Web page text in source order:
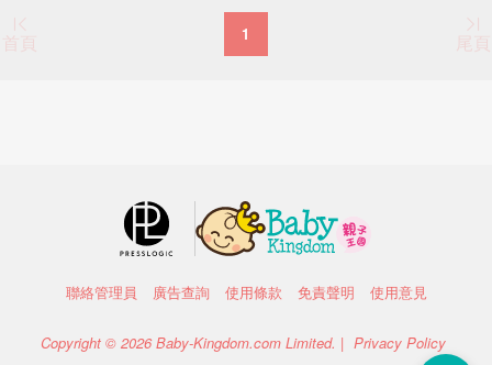
首頁 1 尾頁
聯絡管理員 廣告查詢 使用條款 免責聲明 使用意見
Copyright © 2026 Baby-Kingdom.com Limited. | Privacy Policy